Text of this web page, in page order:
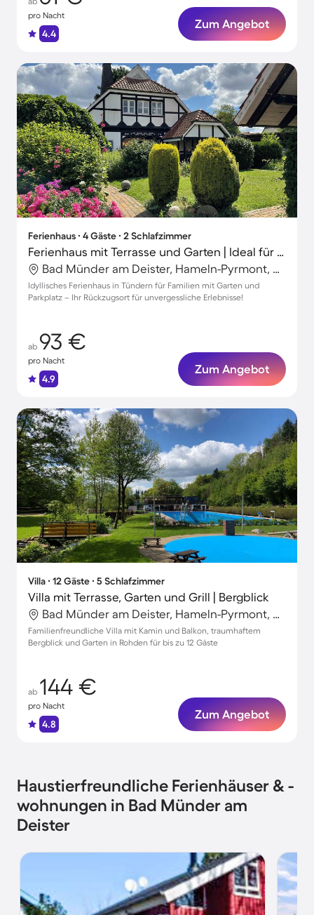
pro Nacht
4.4
Zum Angebot
Ferienhaus ∙ 4 Gäste ∙ 2 Schlafzimmer
Ferienhaus mit Terrasse und Garten | Ideal für Homeoffice
Bad Münder am Deister, Hameln-Pyrmont, Deutschland
Idyllisches Ferienhaus in Tündern für Familien mit Garten und
Parkplatz – Ihr Rückzugsort für unvergessliche Erlebnisse!
ab 93 €
pro Nacht
4.9
Zum Angebot
Villa ∙ 12 Gäste ∙ 5 Schlafzimmer
Villa mit Terrasse, Garten und Grill | Bergblick
Bad Münder am Deister, Hameln-Pyrmont, Deutschland
Familienfreundliche Villa mit Kamin und Balkon, traumhaftem
Bergblick und Garten in Rohden für bis zu 12 Gäste
ab 144 €
pro Nacht
4.8
Zum Angebot
Haustierfreundliche Ferienhäuser & -
wohnungen in Bad Münder am
Deister